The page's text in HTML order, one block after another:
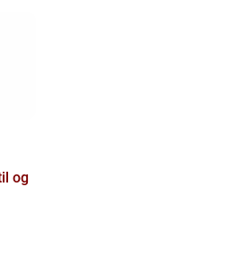
og